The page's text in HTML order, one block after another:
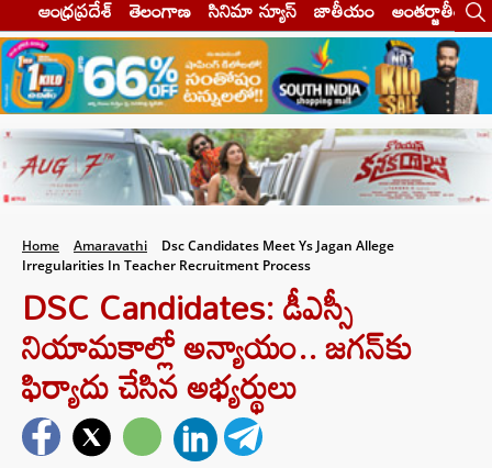
ఆంధ్రప్రదేశ్ తెలంగాణ సినిమా న్యూస్ జాతీయం అంతర్జాతీయం
Home Amaravathi
Dsc Candidates Meet Ys Jagan Allege
Irregularities In Teacher Recruitment Process
DSC Candidates: డీఎస్సీ
నియామకాల్లో అన్యాయం.. జగన్‌కు
ఫిర్యాదు చేసిన అభ్యర్థులు